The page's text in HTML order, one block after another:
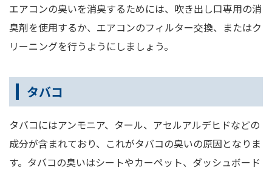
エアコンの臭いを消臭するためには、吹き出し口専用の消
臭剤を使用するか、エアコンのフィルター交換、またはク
リーニングを行うようにしましょう。
タバコ
タバコにはアンモニア、タール、アセルアルデヒドなどの
成分が含まれており、これがタバコの臭いの原因となりま
す。タバコの臭いはシートやカーペット、ダッシュボード